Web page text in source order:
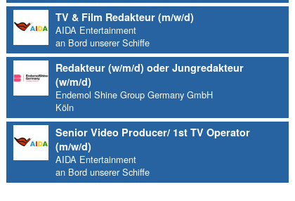
TV & Film Redakteur (m/w/d)
AIDA Entertainment
an Bord unserer Schiffe
Redakteur (w/m/d) oder Jungredakteur
(w/m/d)
Endemol Shine Group Germany GmbH
Köln
Senior Video Producer/ 1st TV Operator
(m/w/d)
AIDA Entertainment
an Bord unserer Schiffe